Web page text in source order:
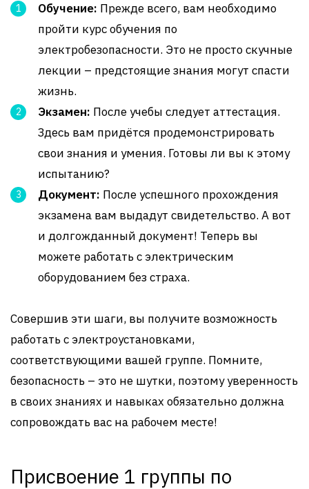
Обучение: Прежде всего, вам необходимо
пройти курс обучения по
электробезопасности. Это не просто скучные
лекции – предстоящие знания могут спасти
жизнь.
Экзамен: После учебы следует аттестация.
Здесь вам придётся продемонстрировать
свои знания и умения. Готовы ли вы к этому
испытанию?
Документ: После успешного прохождения
экзамена вам выдадут свидетельство. А вот
и долгожданный документ! Теперь вы
можете работать с электрическим
оборудованием без страха.
Совершив эти шаги, вы получите возможность
работать с электроустановками,
соответствующими вашей группе. Помните,
безопасность – это не шутки, поэтому уверенность
в своих знаниях и навыках обязательно должна
сопровождать вас на рабочем месте!
Присвоение 1 группы по